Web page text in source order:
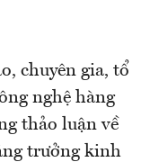
chuyên gia, tổ
nghệ hàng
thảo luận về
trưởng kinh